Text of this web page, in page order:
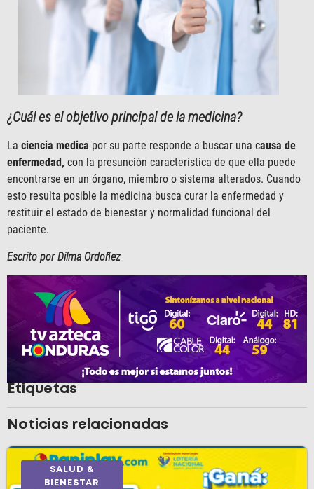
¿Cuál es el objetivo principal de la medicina?
La ciencia medica por su parte responde a buscar una causa de
enfermedad, con la presunción característica de que ella puede
encontrarse en un órgano, miembro o sistema alterados. Cuando
esto resulta posible la medicina busca curar la enfermedad y
restituir el estado de bienestar y normalidad funcional del
paciente.
Escrito por Dilma Ordoñez
Etiquetas
Noticias relacionadas
SALUD &
BIENESTAR